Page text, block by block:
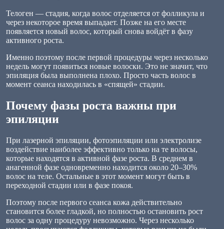
Телоген — стадия, когда волос отделяется от фолликула и
через некоторое время выпадает. Позже на его месте
появляется новый волос, который снова войдёт в фазу
активного роста.
Именно поэтому после первой процедуры через несколько
недель могут появиться новые волоски. Это не значит, что
эпиляция была выполнена плохо. Просто часть волос в
момент сеанса находилась в «спящей» стадии.
Почему фазы роста важны при
эпиляции
При лазерной эпиляции, фотоэпиляции или электролизе
воздействие наиболее эффективно только на те волосы,
которые находятся в активной фазе роста. В среднем в
анагенной фазе одновременно находится около 20–30%
волос на теле. Остальные в этот момент могут быть в
переходной стадии или в фазе покоя.
Поэтому после первого сеанса кожа действительно
становится более гладкой, но полностью остановить рост
волос за одну процедуру невозможно. Через несколько